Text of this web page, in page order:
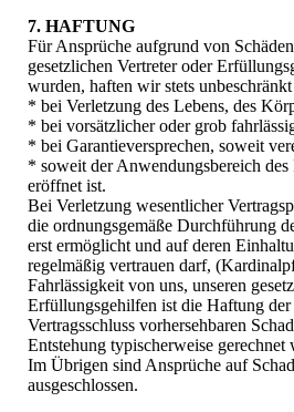
7. HAFTUNG
Für Ansprüche aufgrund von
gesetzlichen Vertreter oder
wurden, haften wir stets unbeschränkt
* bei Verletzung des Lebens, des
* bei vorsätzlicher oder grob
* bei Garantieversprechen, soweit
* soweit der Anwendungsbereich des
eröffnet ist.
Bei Verletzung wesentlicher
die ordnungsgemäße Durchführung
erst ermöglicht und auf deren
regelmäßig vertrauen darf,
Fahrlässigkeit von uns, unseren
Erfüllungsgehilfen ist die Haftung
Vertragsschluss vorhersehbaren
Entstehung typischerweise gerechnet
Im Übrigen sind Ansprüche auf
ausgeschlossen.